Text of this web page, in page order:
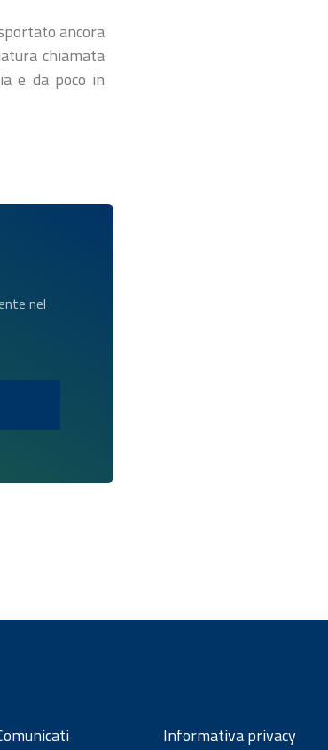
ancora
chiamata
e da poco in
nel
Informativa privacy